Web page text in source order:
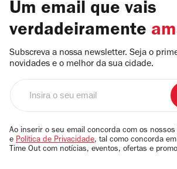
Um email que vais
verdadeiramente
Subscreva a nossa newsletter. Seja o
novidades e o melhor da sua cidade.
email
Ao inserir o seu email concorda com os nossos
e Política de Privacidade, tal como concorda
Time Out com notícias, eventos, ofertas e